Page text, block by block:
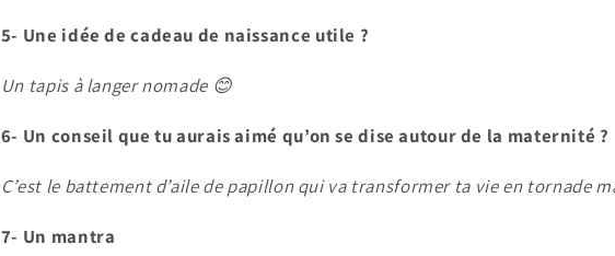
5- Une idée de cadeau de naissance utile ?
Un tapis à langer nomade 😊
6- Un conseil que tu aurais aimé qu’on se dise autour de la maternité ?
C’est le battement d’aile de papillon qui va transformer ta vie en tornade
7- Un mantra